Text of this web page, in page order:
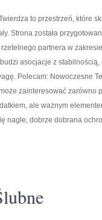
to przestrzeń, które
Strona została
partnera w
asocjacje z
Polecam: Nowoczesne
zainteresować zarówno
ale ważnym
nagle, dobrze dobrana